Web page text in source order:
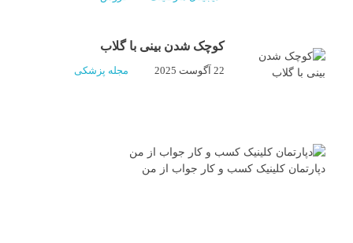
کوچک شدن بینی با گلاب
22 آگوست 2025 مجله پزشکی
دپارتمان کلینیک کسب و کار جواب از من